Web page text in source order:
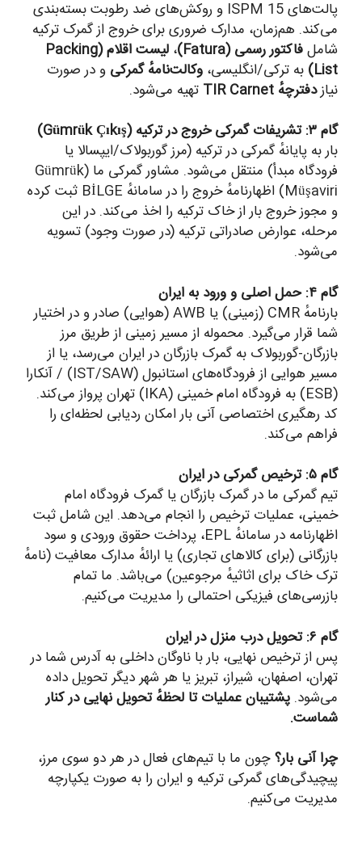
پالت‌های ISPM 15 و روکش‌های ضد رطوبت بسته‌بندی
هم‌زمان، مدارک ضروری برای خروج از گمرک ترکیه
فاکتور رسمی (Fatura) ،
لیست اقلام (Packing
به ترکی/انگلیسی،وکالت‌نامهٔ گمرکیو در صورت
دفترچهٔ TIR Carnet
تهیه می‌شود.
به پایانهٔ گمرکی در ترکیه (مرز گوربولاک/ایپسالا یا
فرودگاه مبدأ) منتقل می‌شود. مشاور گمرکی ما (Gümrük
Müşaviri) اظهارنامهٔ خروج را در سامانهٔ BİLGE ثبت کرده
مجوز خروج بار از خاک ترکیه را اخذ می‌کند. در این
عوارض صادراتی ترکیه (در صورت وجود) تسویه
بارنامهٔ CMR (زمینی) یا AWB (هوایی) صادر و در اختیار
قرار می‌گیرد. محموله از مسیر زمینی از طریق مرز
گوربولاک به گمرک بازرگان در ایران می‌رسد، یا از
مسیر هوایی از فرودگاه‌های استانبول (IST/SAW) / آنکارا
(ESB) به فرودگاه امام خمینی (IKA) تهران پرواز می‌کند.
رهگیری اختصاصی آنی بار امکان ردیابی لحظه‌ای را
می‌کند.
گمرکی ما در گمرک بازرگان یا گمرک فرودگاه امام
عملیات ترخیص را انجام می‌دهد. این شامل ثبت
اظهارنامه در سامانهٔ EPL، پرداخت حقوق ورودی و سود
(برای کالاهای تجاری) یا ارائهٔ مدارک معافیت (نامهٔ
خاک برای اثاثیهٔ مرجوعین) می‌باشد. ما تمام
فیزیکی احتمالی را مدیریت می‌کنیم.
از ترخیص نهایی، بار با ناوگان داخلی به آدرس شما در
اصفهان، شیراز، تبریز یا هر شهر دیگر تحویل داده
پشتیبان عملیات تا لحظهٔ تحویل نهایی در کنار
آنی بار؟چون ما با تیم‌های فعال در هر دو سوی مرز،
گمرکی ترکیه و ایران را به صورت یکپارچه
می‌کنیم.